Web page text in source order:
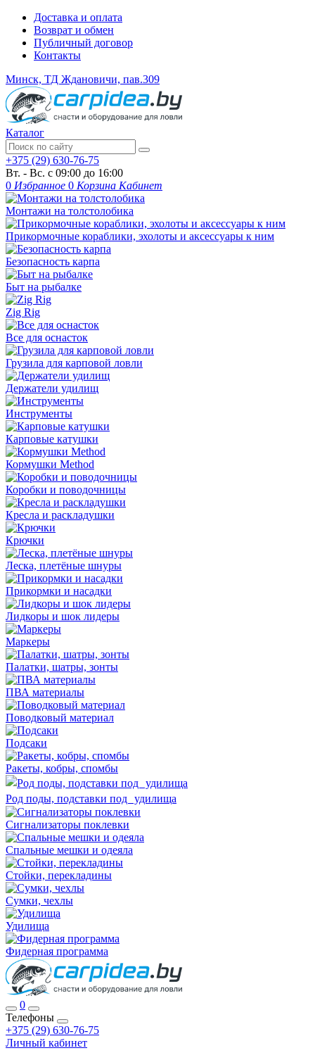
Доставка и оплата
Возврат и обмен
Публичный договор
Контакты
Минск, ТД Ждановичи, пав.309
Каталог
+375 (29) 630-76-75
Вт. - Вс. с 09:00 до 16:00
0 Избранное 0 Корзина Кабинет
Монтажи на толстолобика
Прикормочные кораблики, эхолоты и аксессуары к ним
Безопасность карпа
Быт на рыбалке
Zig Rig
Все для оснасток
Грузила для карповой ловли
Держатели удилищ
Инструменты
Карповые катушки
Кормушки Method
Коробки и поводочницы
Кресла и раскладушки
Крючки
Леска, плетёные шнуры
Прикормки и насадки
Лидкоры и шок лидеры
Маркеры
Палатки, шатры, зонты
ПВА материалы
Поводковый материал
Подсаки
Ракеты, кобры, спомбы
Род поды, подставки под удилища
Сигнализаторы поклевки
Спальные мешки и одеяла
Стойки, перекладины
Сумки, чехлы
Удилища
Фидерная программа
0
Телефоны
+375 (29) 630-76-75
Личный кабинет